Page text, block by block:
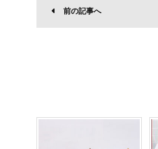
前の記事へ